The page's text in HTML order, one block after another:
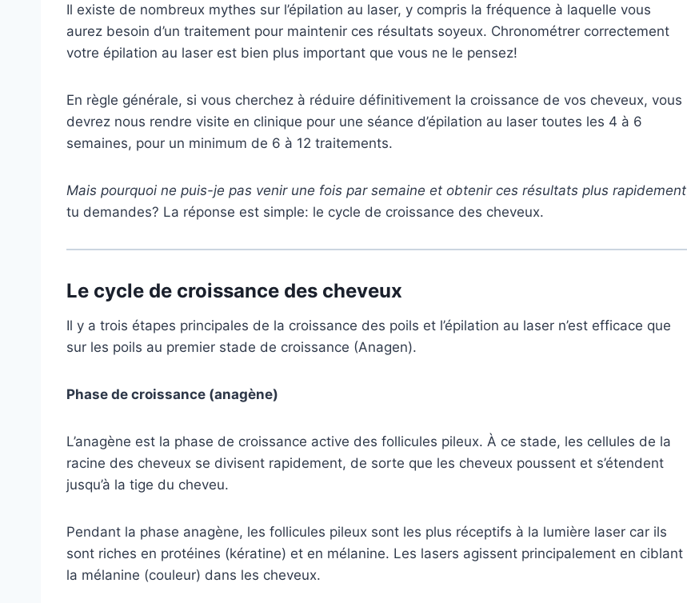
Il existe de nombreux mythes sur l’épilation au laser, y compris la fréquence à laquelle vous
aurez besoin d’un traitement pour maintenir ces résultats soyeux. Chronométrer correctement
votre épilation au laser est bien plus important que vous ne le pensez!
En règle générale, si vous cherchez à réduire définitivement la croissance de vos cheveux, vous
devrez nous rendre visite en clinique pour une séance d’épilation au laser toutes les 4 à 6
semaines, pour un minimum de 6 à 12 traitements.
Mais pourquoi ne puis-je pas venir une fois par semaine et obtenir ces résultats plus rapidement
tu demandes? La réponse est simple: le cycle de croissance des cheveux.
Le cycle de croissance des cheveux
Il y a trois étapes principales de la croissance des poils et l’épilation au laser n’est efficace que
sur les poils au premier stade de croissance (Anagen).
Phase de croissance (anagène)
L’anagène est la phase de croissance active des follicules pileux. À ce stade, les cellules de la
racine des cheveux se divisent rapidement, de sorte que les cheveux poussent et s’étendent
jusqu’à la tige du cheveu.
Pendant la phase anagène, les follicules pileux sont les plus réceptifs à la lumière laser car ils
sont riches en protéines (kératine) et en mélanine. Les lasers agissent principalement en ciblant
la mélanine (couleur) dans les cheveux.